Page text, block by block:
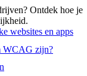
Ontdek hoe je
websites en apps
WCAG zijn?